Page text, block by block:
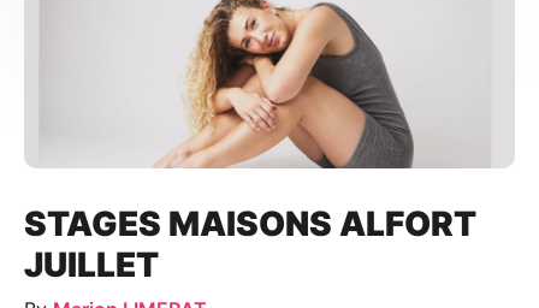
STAGES MAISONS ALFORT
JUILLET